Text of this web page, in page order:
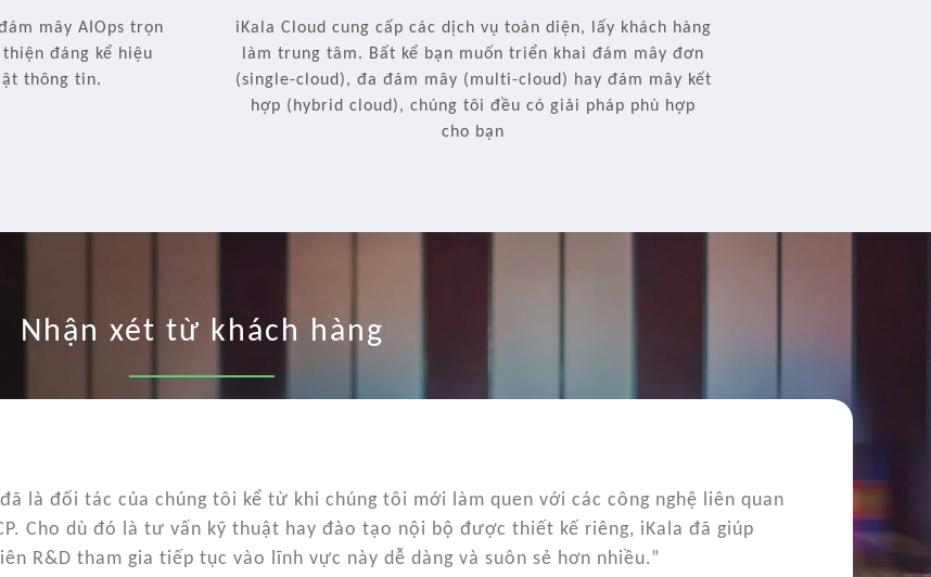
mây AIOps trọn
đáng kể hiệu
thông tin.
iKala Cloud cung cấp các dịch vụ toàn diện, lấy khách hàng
làm trung tâm. Bất kể bạn muốn triển khai đám mây đơn
(single-cloud), đa đám mây (multi-cloud) hay đám mây kết
hợp (hybrid cloud), chúng tôi đều có giải pháp phù hợp
cho bạn
Nhận xét từ khách hàng
là đối tác của chúng tôi kể từ khi chúng tôi mới làm quen với các công nghệ liên quan
Cho dù đó là tư vấn kỹ thuật hay đào tạo nội bộ được thiết kế riêng, iKala đã giúp
R&D tham gia tiếp tục vào lĩnh vực này dễ dàng và suôn sẻ hơn nhiều.”